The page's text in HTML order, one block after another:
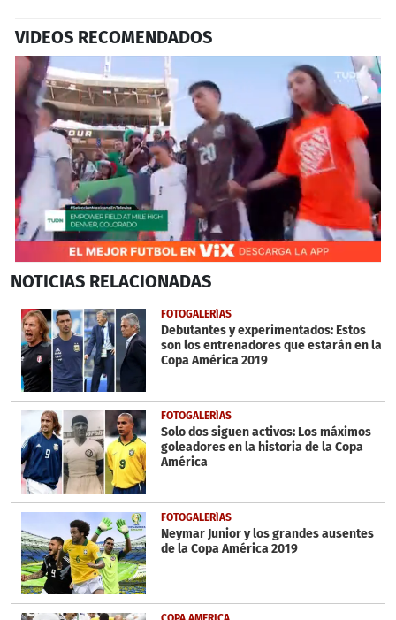
VIDEOS RECOMENDADOS
of
minutes,
35
seconds
NOTICIAS RELACIONADAS
FOTOGALERÍAS
Debutantes y experimentados: Estos
son los entrenadores que estarán en la
Copa América 2019
FOTOGALERÍAS
Solo dos siguen activos: Los máximos
goleadores en la historia de la Copa
América
FOTOGALERÍAS
Neymar Junior y los grandes ausentes
de la Copa América 2019